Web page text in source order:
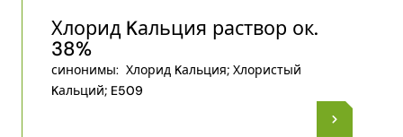
Хлорид Kальция раствор ок.
38%
синонимы: Хлорид Kальция; Хлористый
Kальций; E509